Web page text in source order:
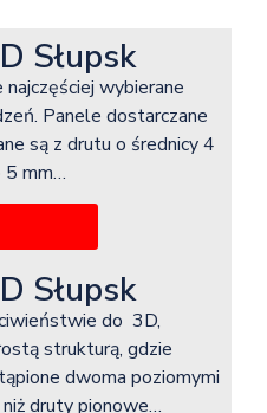
Słupsk
wybierane
Panele dostarczane
są z drutu o średnicy 4
5 mm…
Słupsk
do 3D,
strukturą, gdzie
dwoma poziomymi
druty pionowe…